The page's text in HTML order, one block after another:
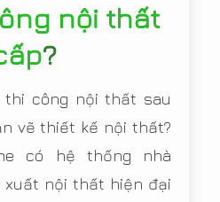
nội thất
?
thi công nội thất sau
vẽ thiết kế nội thất?
có hệ thống nhà
xuất nội thất hiện đại